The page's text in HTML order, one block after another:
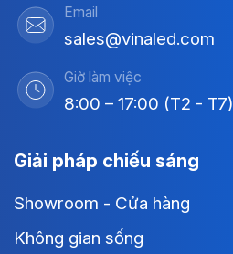
Email
sales@vinaled.com
Giờ làm việc
8:00 – 17:00 (T2 - T7)
Giải pháp chiếu sáng
Showroom - Cửa hàng
Không gian sống